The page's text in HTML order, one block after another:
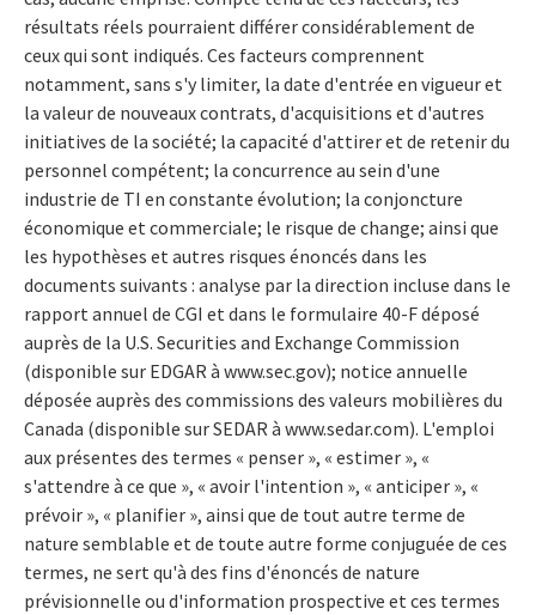
résultats réels pourraient différer considérablement de
ceux qui sont indiqués. Ces facteurs comprennent
notamment, sans s'y limiter, la date d'entrée en vigueur et
la valeur de nouveaux contrats, d'acquisitions et d'autres
initiatives de la société; la capacité d'attirer et de retenir du
personnel compétent; la concurrence au sein d'une
industrie de TI en constante évolution; la conjoncture
économique et commerciale; le risque de change; ainsi que
les hypothèses et autres risques énoncés dans les
documents suivants : analyse par la direction incluse dans le
rapport annuel de CGI et dans le formulaire 40-F déposé
auprès de la U.S. Securities and Exchange Commission
(disponible sur EDGAR à www.sec.gov); notice annuelle
déposée auprès des commissions des valeurs mobilières du
Canada (disponible sur SEDAR à www.sedar.com). L'emploi
aux présentes des termes « penser », « estimer », «
s'attendre à ce que », « avoir l'intention », « anticiper », «
prévoir », « planifier », ainsi que de tout autre terme de
nature semblable et de toute autre forme conjuguée de ces
termes, ne sert qu'à des fins d'énoncés de nature
prévisionnelle ou d'information prospective et ces termes